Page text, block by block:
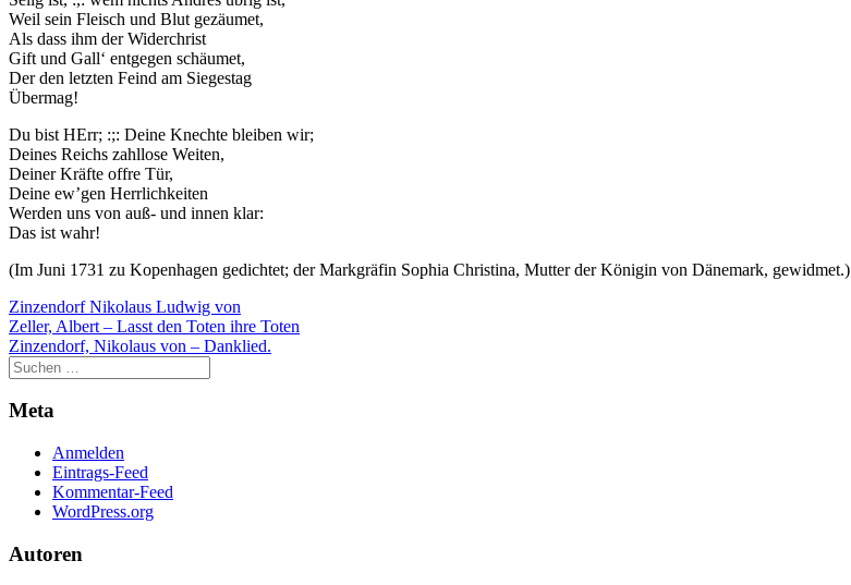
Weil sein Fleisch und Blut gezäumet,
Als dass ihm der Widerchrist
Gift und Gall‘ entgegen schäumet,
Der den letzten Feind am Siegestag
Übermag!
Du bist HErr; :;: Deine Knechte bleiben wir;
Deines Reichs zahllose Weiten,
Deiner Kräfte offre Tür,
Deine ew’gen Herrlichkeiten
Werden uns von auß- und innen klar:
Das ist wahr!
(Im Juni 1731 zu Kopenhagen gedichtet; der Markgräfin Sophia Christina, Mutter der Königin von Dänemark, gewidmet.)
Zinzendorf Nikolaus Ludwig von
Beitragsnavigation
Zeller, Albert – Lasst den Toten ihre Toten
Zinzendorf, Nikolaus von – Danklied.
Meta
Anmelden
Eintrags-Feed
Kommentar-Feed
WordPress.org
Autoren